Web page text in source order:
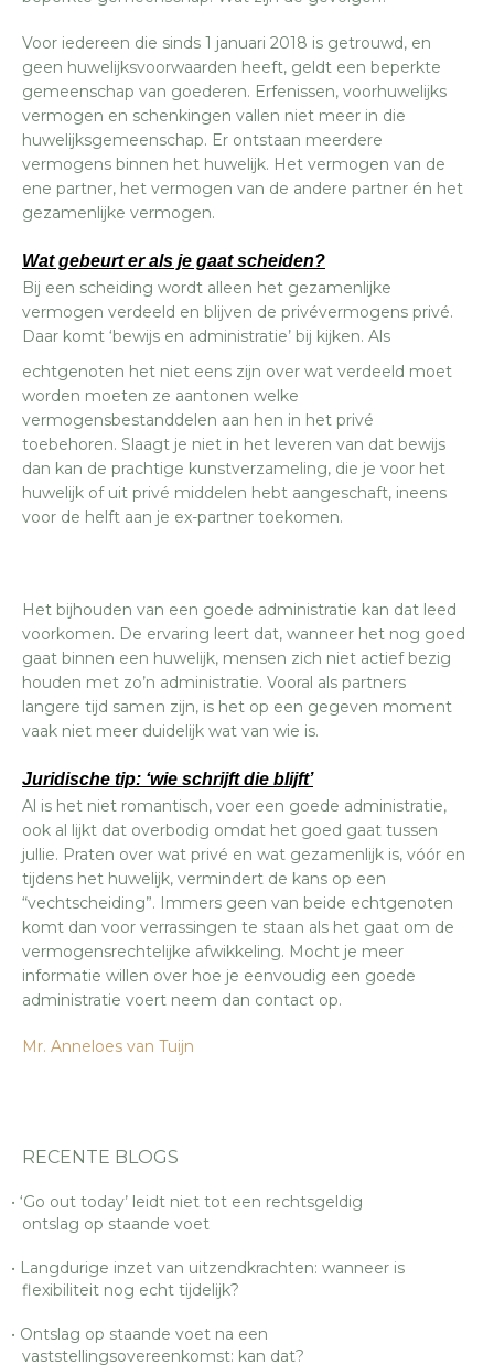
Voor iedereen die sinds 1 januari 2018 is getrouwd, en
geen huwelijksvoorwaarden heeft, geldt een beperkte
gemeenschap van goederen. Erfenissen, voorhuwelijks
vermogen en schenkingen vallen niet meer in die
huwelijksgemeenschap. Er ontstaan meerdere
vermogens binnen het huwelijk. Het vermogen van de
ene partner, het vermogen van de andere partner én het
gezamenlijke vermogen.
Wat gebeurt er als je gaat scheiden?
Bij een scheiding wordt alleen het gezamenlijke
vermogen verdeeld en blijven de privévermogens privé.
Daar komt ‘bewijs en administratie’ bij kijken. Als
echtgenoten het niet eens zijn over wat verdeeld moet
worden moeten ze aantonen welke
vermogensbestanddelen aan hen in het privé
toebehoren. Slaagt je niet in het leveren van dat bewijs
dan kan de prachtige kunstverzameling, die je voor het
huwelijk of uit privé middelen hebt aangeschaft, ineens
voor de helft aan je ex-partner toekomen.
Het bijhouden van een goede administratie kan dat leed
voorkomen. De ervaring leert dat, wanneer het nog goed
gaat binnen een huwelijk, mensen zich niet actief bezig
houden met zo’n administratie. Vooral als partners
langere tijd samen zijn, is het op een gegeven moment
vaak niet meer duidelijk wat van wie is.
Juridische tip: ‘wie schrijft die blijft’
Al is het niet romantisch, voer een goede administratie,
ook al lijkt dat overbodig omdat het goed gaat tussen
jullie. Praten over wat privé en wat gezamenlijk is, vóór en
tijdens het huwelijk, vermindert de kans op een
“vechtscheiding”. Immers geen van beide echtgenoten
komt dan voor verrassingen te staan als het gaat om de
vermogensrechtelijke afwikkeling. Mocht je meer
informatie willen over hoe je eenvoudig een goede
administratie voert neem dan contact op.
Mr. Anneloes van Tuijn
RECENTE BLOGS
‘Go out today’ leidt niet tot een rechtsgeldig
ontslag op staande voet
Langdurige inzet van uitzendkrachten: wanneer is
flexibiliteit nog echt tijdelijk?
Ontslag op staande voet na een
vaststellingsovereenkomst: kan dat?